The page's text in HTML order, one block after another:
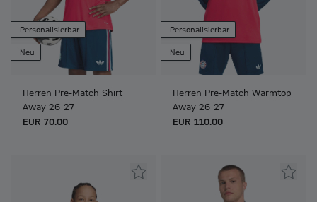
Personalisierbar
Neu
Herren Pre-Match Shirt
Away 26-27
EUR 70.00
Personalisierbar
Neu
Herren Pre-Match Warmtop
Away 26-27
EUR 110.00